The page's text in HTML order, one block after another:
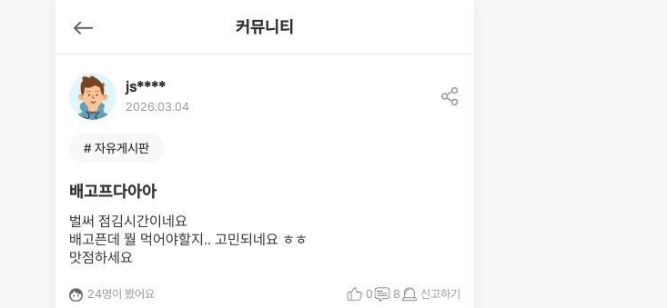
뒤로가기 커뮤니티
js****
2026.03.04 공유하기
# 자유게시판
배고프다아아
벌써 점김시간이네요
배고픈데 뭘 먹어야할지.. 고민되네요 ㅎㅎ
맛점하세요
24명이 봤어요 0 8 신고하기